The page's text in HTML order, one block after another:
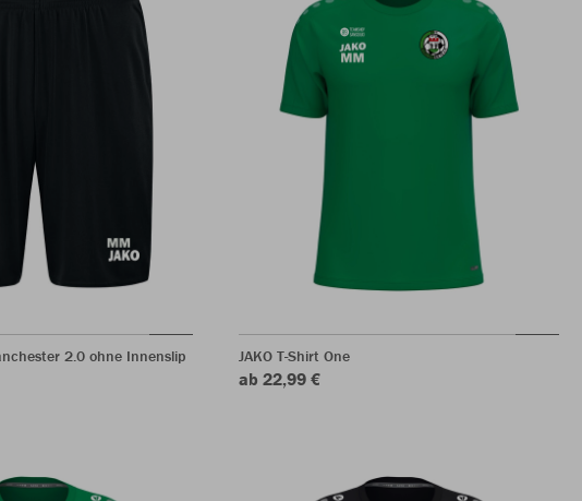
2.0 ohne Innenslip JAKO T-Shirt One
ab 22,99 €